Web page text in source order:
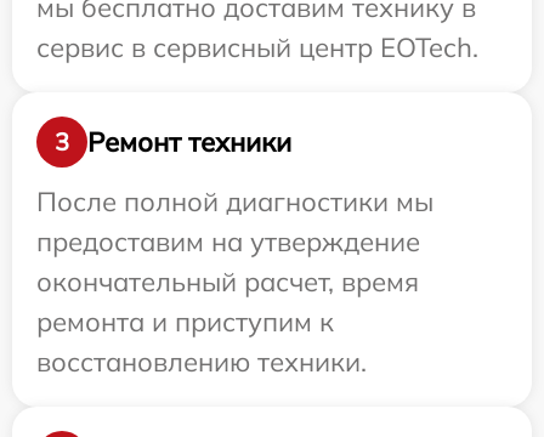
мы бесплатно доставим технику в
сервис в сервисный центр EOTech.
3
Ремонт техники
После полной диагностики мы
предоставим на утверждение
окончательный расчет, время
ремонта и приступим к
восстановлению техники.